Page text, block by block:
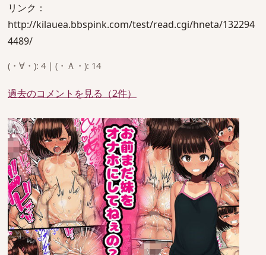
リンク：
http://kilauea.bbspink.com/test/read.cgi/hneta/132294
4489/
(・∀・): 4 | (・Ａ・): 14
過去のコメントを見る（2件）